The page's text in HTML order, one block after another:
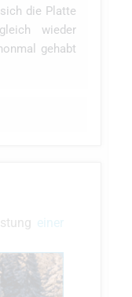
die Platte
wieder
gehabt
einer